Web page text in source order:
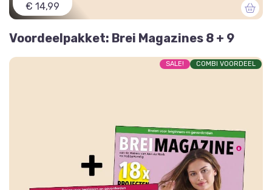
€ 14,99
Voordeelpakket: Brei Magazines 8 + 9
SALE! COMBI VOORDEEL